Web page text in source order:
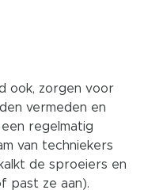
ook, zorgen voor
vermeden en
regelmatig
van techniekers
de sproeiers en
past ze aan).